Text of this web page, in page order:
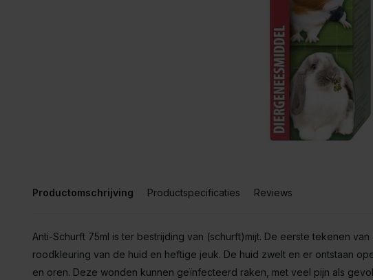
Productomschrijving Productspecificaties Reviews
Anti-Schurft 75ml is ter bestrijding van (schurft)mijt. De eerste tekenen
roodkleuring van de huid en heftige jeuk. De huid zwelt en er ontstaan
en oren. Deze wonden kunnen geïnfecteerd raken, met veel pijn als